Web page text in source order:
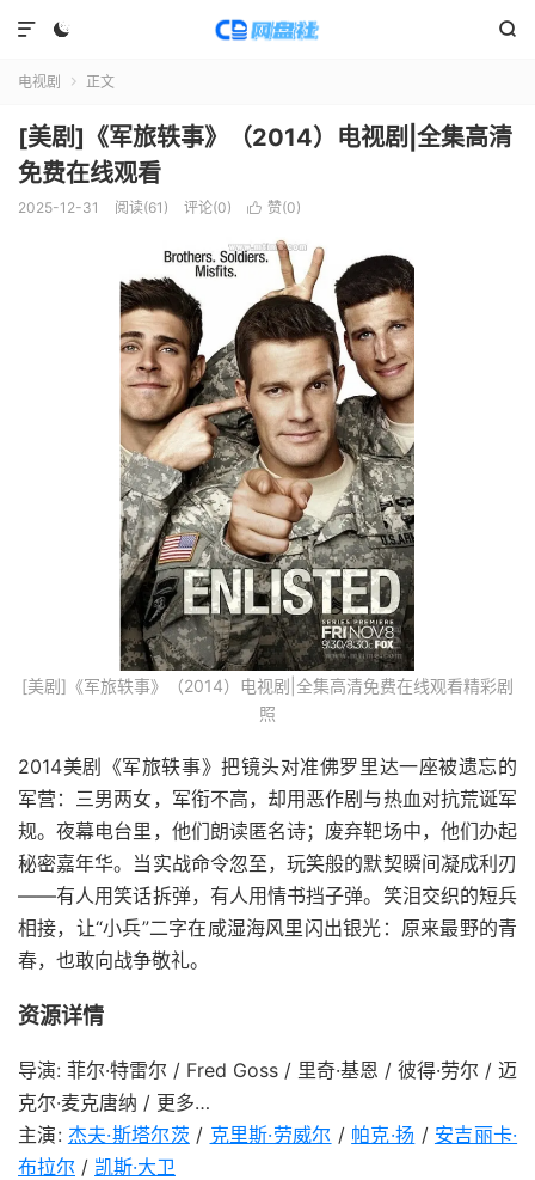
 

电视剧  正文
[美剧]《军旅轶事》（2014）电视剧|全集高清
免费在线观看
2025-12-31 阅读(61 ) 评论(0)  赞(0)
[美剧]《军旅轶事》（2014）电视剧|全集高清免费在线观看精彩剧
照
2014美剧《军旅轶事》把镜头对准佛罗里达一座被遗忘的
军营：三男两女，军衔不高，却用恶作剧与热血对抗荒诞军
规。夜幕电台里，他们朗读匿名诗；废弃靶场中，他们办起
秘密嘉年华。当实战命令忽至，玩笑般的默契瞬间凝成利刃
——有人用笑话拆弹，有人用情书挡子弹。笑泪交织的短兵
相接，让“小兵”二字在咸湿海风里闪出银光：原来最野的青
春，也敢向战争敬礼。
资源详情
导演: 菲尔·特雷尔 / Fred Goss / 里奇·基恩 / 彼得·劳尔 / 迈
克尔·麦克唐纳 / 更多…
主演: 杰夫·斯塔尔茨 / 克里斯·劳威尔 / 帕克·扬 / 安吉丽卡·
布拉尔 / 凯斯·大卫